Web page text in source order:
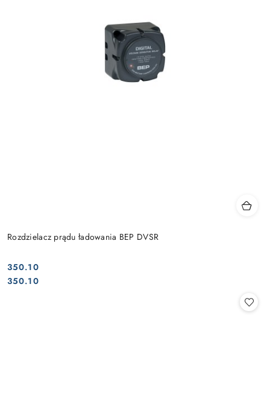
Rozdzielacz prądu ładowania BEP DVSR
Cena:
350.10
Cena:
350.10